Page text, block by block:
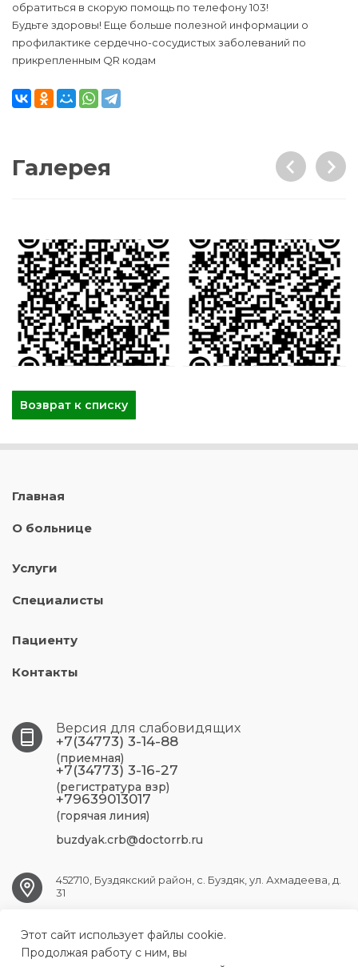
обратиться в скорую помощь по телефону 103!
Будьте здоровы! Еще больше полезной информации о
профилактике сердечно-сосудистых заболеваний по
прикрепленным QR кодам
Галерея
Возврат к списку
Главная
О больнице
Услуги
Специалисты
Пациенту
Контакты
Версия для слабовидящих
+7(34773) 3-14-88
(приемная)
+7(34773) 3-16-27
(регистратура взр)
+79639013017
(горячая линия)
buzdyak.crb@doctorrb.ru
452710, Буздякский район, с. Буздяк, ул. Ахмадеева, д.
31
BUZDYAK.CRB@doctorrb.ru
Этот сайт использует файлы cookie.
Продолжая работу с ним, вы